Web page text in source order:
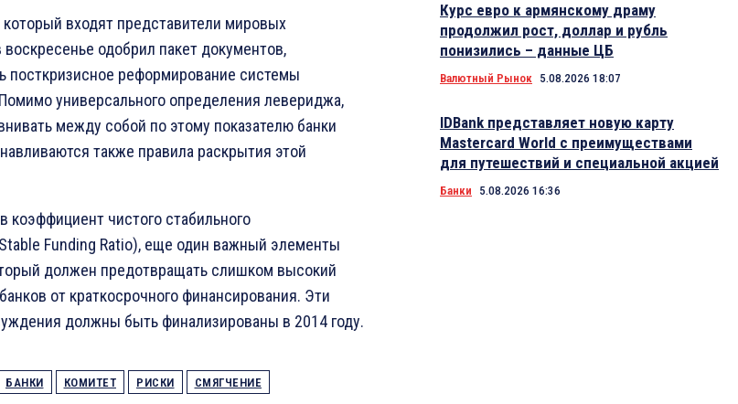
который входят представители мировых
одобрил пакет документов,
посткризисное реформирование системы
универсального определения левериджа,
между собой по этому показателю банки
также правила раскрытия этой
чистого стабильного
Funding Ratio), еще один важный элементы
должен предотвращать слишком высокий
от краткосрочного финансирования. Эти
должны быть финализированы в 2014 году.
БАНКИ КОМИТЕТ РИСКИ
СМЯГЧЕНИЕ
Курс евро к армянскому драму
продолжил рост, доллар и рубль
понизились – данные ЦБ
Валютный Рынок 5.08.2026 18:07
IDBank представляет новую карту
Mastercard World с преимуществами
для путешествий и специальной акцией
Банки 5.08.2026 16:36